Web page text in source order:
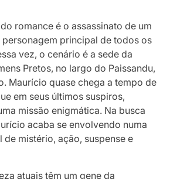
romance é o assassinato de um
principal de todos os
vez, o cenário é a sede da
Pretos, no largo do Paissandu,
Maurício quase chega a tempo de
em seus últimos suspiros,
missão enigmática. Na busca
acaba se envolvendo numa
mistério, ação, suspense e
atuais têm um gene da